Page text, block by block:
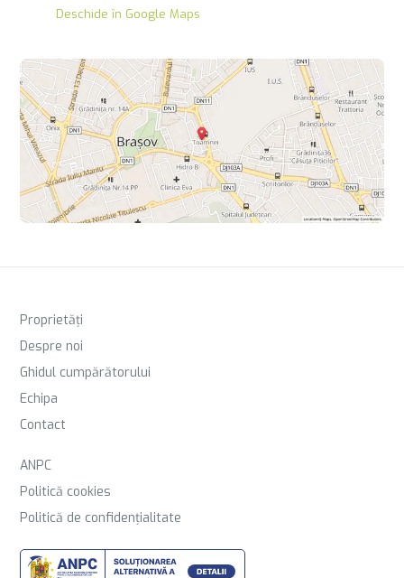
Deschide în Google Maps
Proprietăți
Despre noi
Ghidul cumpărătorului
Echipa
Contact
ANPC
Politică cookies
Politică de confidențialitate